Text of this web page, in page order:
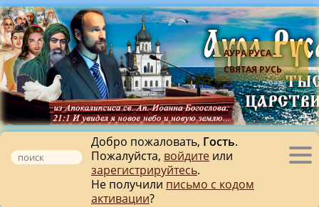
АУРА РУСА -
СВЯТАЯ РУСЬ
Добро пожаловать, Гость.
Пожалуйста, войдите или
зарегистрируйтесь.
Не получили письмо с кодом
активации?